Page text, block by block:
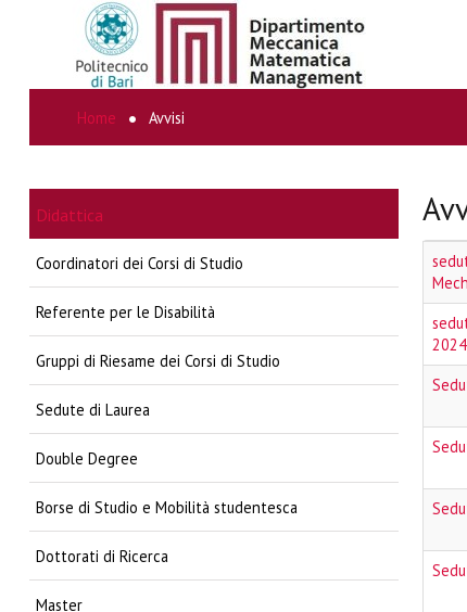
CERCA...
Home Avvisi
Didattica
Coordinatori dei Corsi di Studio
Referente per le Disabilità
Gruppi di Riesame dei Corsi di Studio
Sedute di Laurea
Double Degree
Borse di Studio e Mobilità studentesca
Dottorati di Ricerca
Master